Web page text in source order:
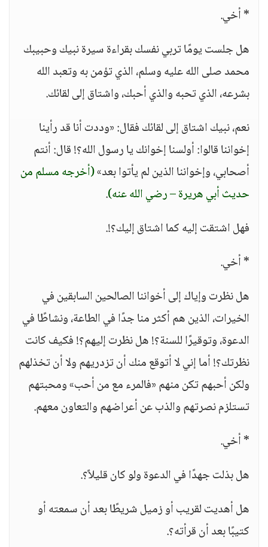
* أخي.
هل جلست يومًا تربي نفسك بقراءة سيرة نبيك وحبيبك
محمد صلى الله عليه وسلم، الذي تؤمن به وتعبد الله
بشرعه، الذي تحبه والذي أحبك، واشتاق إلى لقائك.
نعم، نبيك اشتاق إلى لقائك فقال: «وددت أنا قد رأينا
إخواننا قالوا: أولسنا إخوانك يا رسول الله؟! قال: أنتم
أصحابي، وإخواننا الذين لم يأتوا بعد»(أخرجه مسلم من
حديث أبي هريرة – رضي الله عنه).
فهل اشتقت إليه كما اشتاق إليك؟!.
* أخي.
هل نظرت وإياك إلى أخواننا الصالحين السابقين في
الخيرات، الذين هم أكثر منا جدًا في الطاعة، ونشاطًا في
الدعوة، وتوقيرًا للسنة؟! هل نظرت إليهم؟! فكيف كانت
نظرتك؟! أما إني لا أتوقع منك أن تزدريهم ولا أن تخذلهم
ولكن أحبهم تكن منهم «فالمرء مع من أحب» ومحبتهم
تستلزم نصرتهم والذب عن أعراضهم والتعاون معهم.
* أخي.
هل بذلت جهدًا في الدعوة ولو كان قليلاً؟.
هل أهديت لقريب أو زميل شريطًا بعد أن سمعته أو
كتيبًا بعد أن قرأته؟.